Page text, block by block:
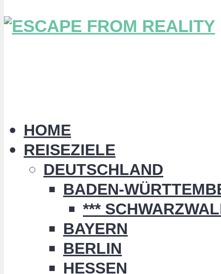
HOME
REISEZIELE
DEUTSCHLAND
BADEN-
***
BAYERN
BERLIN
HESSEN